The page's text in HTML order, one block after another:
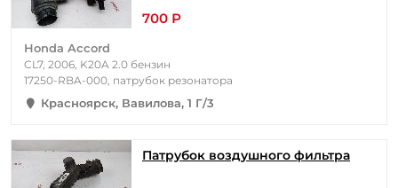
700 Р
Honda Accord
CL7, 2006, K20A 2.0 бензин
17250-RBA-000, патрубок резонатора
Красноярск, Вавилова, 1 Г/3
Патрубок воздушного фильтра